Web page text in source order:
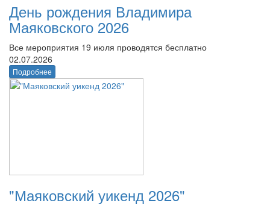
День рождения Владимира
Маяковского 2026
Все мероприятия 19 июля проводятся бесплатно
02.07.2026
Подробнее
"Маяковский уикенд 2026"